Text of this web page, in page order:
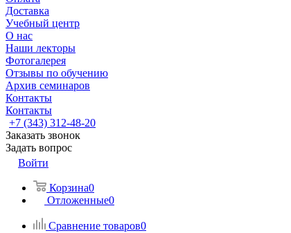
Доставка
Учебный центр
О нас
Наши лекторы
Фотогалерея
Отзывы по обучению
Архив семинаров
Контакты
Контакты
+7 (343) 312-48-20
Заказать звонок
Задать вопрос
Войти
Корзина0
Отложенные0
Сравнение товаров0